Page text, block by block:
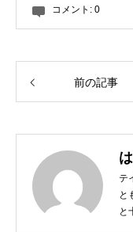
コメント: 0
前の記事
テ
と
と